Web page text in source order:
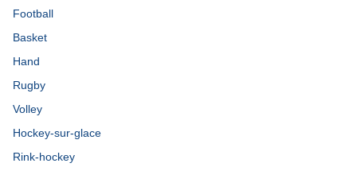
Football
Basket
Hand
Rugby
Volley
Hockey-sur-glace
Rink-hockey